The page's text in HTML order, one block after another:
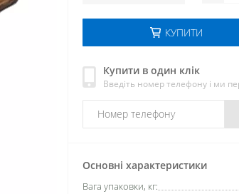
КУПИТИ
Купити в один клік
Введіть номер телефону і ми
Основні характеристики
Вага упаковки, кг: